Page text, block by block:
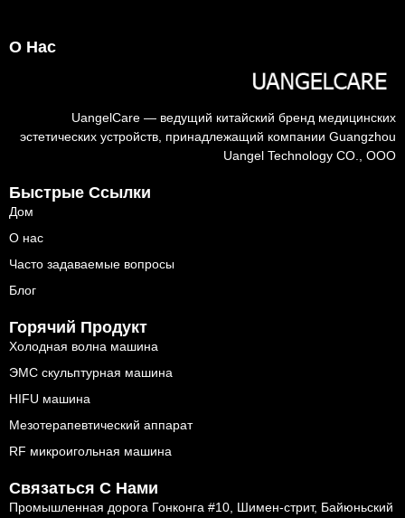
О Нас
UangelCare — ведущий китайский бренд медицинских
эстетических устройств, принадлежащий компании Guangzhou
Uangel Technology CO., ООО
Быстрые Ссылки
Дом
О нас
Часто задаваемые вопросы
Блог
Горячий Продукт
Холодная волна машина
ЭМС скульптурная машина
HIFU машина
Мезотерапевтический аппарат
RF микроигольная машина
Связаться С Нами
Промышленная дорога Гонконга #10, Шимен-стрит, Байюньский